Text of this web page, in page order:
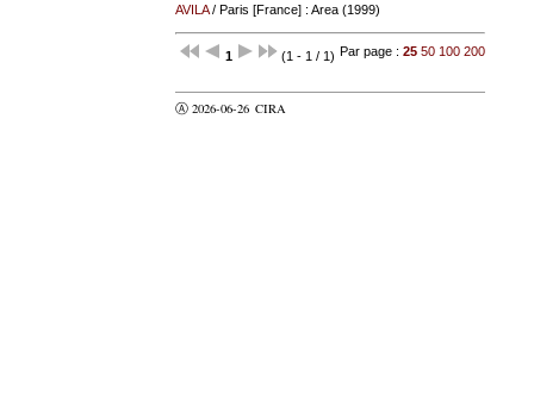
AVILA/ Paris [France] : Area (1999)
1 (1 - 1 / 1) Par page : 25 50 100 200
Ⓐ 2026-06-26 CIRA